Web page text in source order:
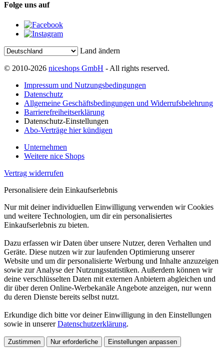
Folge uns auf
Land ändern
© 2010-2026 niceshops GmbH - All rights reserved.
Impressum und Nutzungsbedingungen
Datenschutz
Allgemeine Geschäftsbedingungen und Widerrufsbelehrung
Barrierefreiheitserklärung
Datenschutz-Einstellungen
Abo-Verträge hier kündigen
Unternehmen
Weitere nice Shops
Vertrag widerrufen
Personalisiere dein Einkaufserlebnis
Nur mit deiner individuellen Einwilligung verwenden wir Cookies
und weitere Technologien, um dir ein personalisiertes
Einkaufserlebnis zu bieten.
Dazu erfassen wir Daten über unsere Nutzer, deren Verhalten und
Geräte. Diese nutzen wir zur laufenden Optimierung unserer
Website und um dir personalisierte Werbung und Inhalte anzuzeigen
sowie zur Analyse der Nutzungsstatistiken. Außerdem können wir
deine verschlüsselten Daten mit externen Anbietern abgleichen und
dir über deren Online-Werbekanäle Angebote anzeigen, nur wenn
du deren Dienste bereits selbst nutzt.
Erkundige dich bitte vor deiner Einwilligung in den Einstellungen
sowie in unsererDatenschutzerklärung.
Zustimmen Nur erforderliche Einstellungen anpassen